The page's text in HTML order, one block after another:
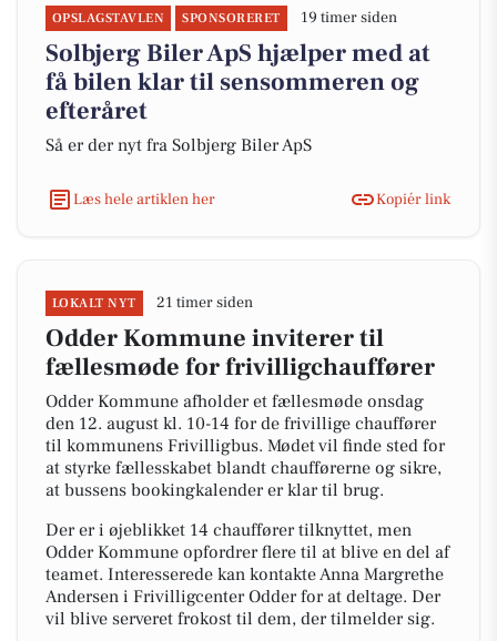
OPSLAGSTAVLEN SPONSORERET 19 timer siden
Solbjerg Biler ApS hjælper med at
få bilen klar til sensommeren og
efteråret
Så er der nyt fra Solbjerg Biler ApS
Læs hele artiklen her Kopiér link
LOKALT NYT 21 timer siden
Odder Kommune inviterer til
fællesmøde for frivilligchauffører
Odder Kommune afholder et fællesmøde onsdag
den 12. august kl. 10-14 for de frivillige chauffører
til kommunens Frivilligbus. Mødet vil finde sted for
at styrke fællesskabet blandt chaufførerne og sikre,
at bussens bookingkalender er klar til brug.
Der er i øjeblikket 14 chauffører tilknyttet, men
Odder Kommune opfordrer flere til at blive en del af
teamet. Interesserede kan kontakte Anna Margrethe
Andersen i Frivilligcenter Odder for at deltage. Der
vil blive serveret frokost til dem, der tilmelder sig.